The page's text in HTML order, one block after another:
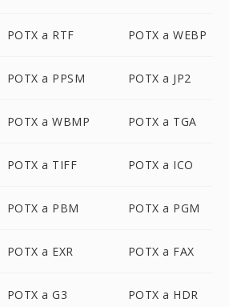
POTX a RTF POTX a WEBP
POTX a PPSM POTX a JP2
POTX a WBMP POTX a TGA
POTX a TIFF POTX a ICO
POTX a PBM POTX a PGM
POTX a EXR POTX a FAX
POTX a G3 POTX a HDR